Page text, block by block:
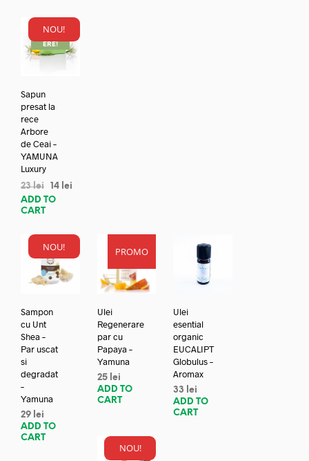
NOU!
REDUC
ERE!
Sapun
presat la
rece
Arbore
de Ceai –
YAMUNA
Luxury
23lei 14 lei
ADD TO
CART
NOU!
Sampon
cu Unt
Shea –
Par uscat
si
degradat
–
Yamuna
29 lei
ADD TO
CART
PROMO
Ulei
Regenerare
par cu
Papaya –
Yamuna
25 lei
ADD TO
CART
Ulei
esential
organic
EUCALIPT
Globulus –
Aromax
33
lei
ADD TO
CART
NOU!